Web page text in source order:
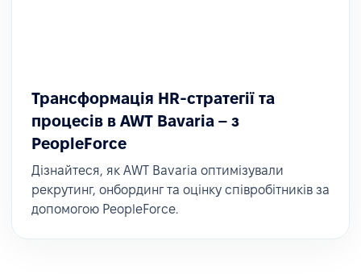
Трансформація HR-стратегії та
процесів в AWT Bavaria – з
PeopleForce
Дізнайтеся, як AWT Bavaria оптимізували
рекрутинг, онбординг та оцінку співробітників за
допомогою PeopleForce.